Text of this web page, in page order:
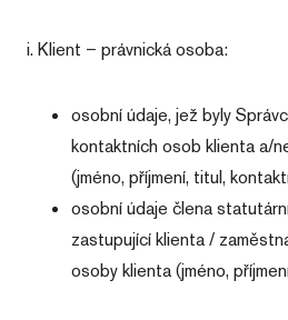
i. Klient – právnická osoba:
osobní údaje, jež byly
kontaktních osob klienta a/
(jméno, příjmení, titul,
osobní údaje člena
zastupující klienta /
osoby klienta (jméno,